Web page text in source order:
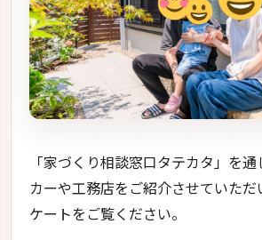
「家づくり相談窓口タテカタ」を
カーや工務店をご紹介させていただ
ケートをご覧ください。